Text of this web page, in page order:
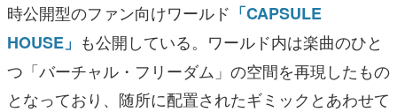
時公開型のファン向けワールド 「CAPSULE
HOUSE」 も公開している。ワールド内は楽曲のひと
つ「バーチャル・フリーダム」の空間を再現したもの
となっており、随所に配置されたギミックとあわせて